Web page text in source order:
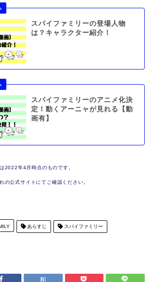
スパイファミリーの登場人物
は？キャラクター紹介！
スパイファミリーのアニメ化決
定！動くアーニャが見れる【動
画有】
2022年4月時点のものです。
の公式サイトにてご確認ください。
あらすじ スパイファミリー